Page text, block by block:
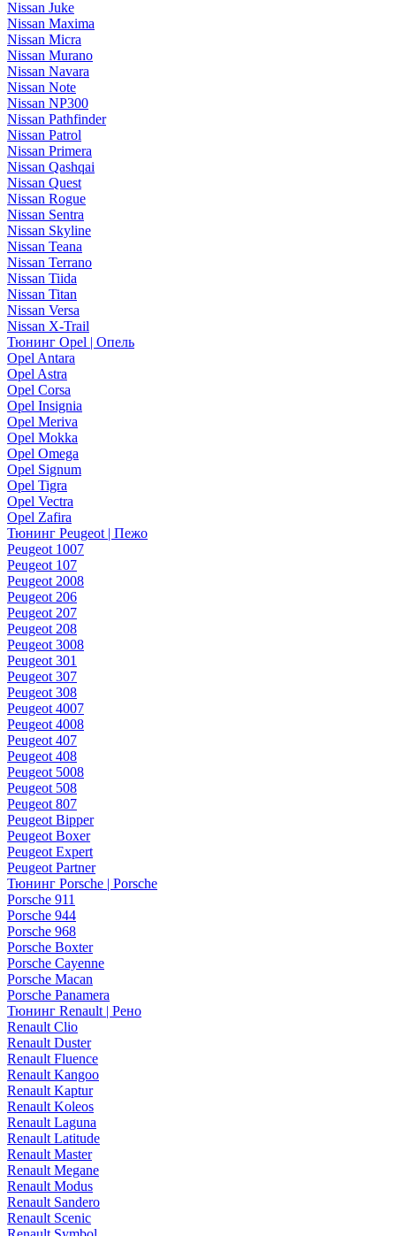
Nissan Juke
Nissan Maxima
Nissan Micra
Nissan Murano
Nissan Navara
Nissan Note
Nissan NP300
Nissan Pathfinder
Nissan Patrol
Nissan Primera
Nissan Qashqai
Nissan Quest
Nissan Rogue
Nissan Sentra
Nissan Skyline
Nissan Teana
Nissan Terrano
Nissan Tiida
Nissan Titan
Nissan Versa
Nissan X-Trail
Тюнинг Opel | Опель
Opel Antara
Opel Astra
Opel Corsa
Opel Insignia
Opel Meriva
Opel Mokka
Opel Omega
Opel Signum
Opel Tigra
Opel Vectra
Opel Zafira
Тюнинг Peugeot | Пежо
Peugeot 1007
Peugeot 107
Peugeot 2008
Peugeot 206
Peugeot 207
Peugeot 208
Peugeot 3008
Peugeot 301
Peugeot 307
Peugeot 308
Peugeot 4007
Peugeot 4008
Peugeot 407
Peugeot 408
Peugeot 5008
Peugeot 508
Peugeot 807
Peugeot Bipper
Peugeot Boxer
Peugeot Expert
Peugeot Partner
Тюнинг Porsche | Porsche
Porsche 911
Porsche 944
Porsche 968
Porsche Boxter
Porsche Cayenne
Porsche Macan
Porsche Panamera
Тюнинг Renault | Рено
Renault Clio
Renault Duster
Renault Fluence
Renault Kangoo
Renault Kaptur
Renault Koleos
Renault Laguna
Renault Latitude
Renault Master
Renault Megane
Renault Modus
Renault Sandero
Renault Scenic